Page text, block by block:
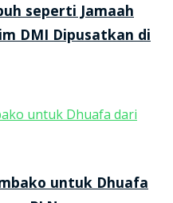
seperti Jamaah
DMI Dipusatkan di
untuk Dhuafa